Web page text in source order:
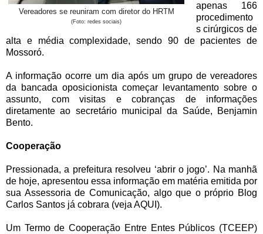
Vereadores se reuniram com diretor do HRTM
(Foto: redes sociais)
apenas 166
procedimento
s cirúrgicos de
alta e média complexidade, sendo 90 de pacientes de
Mossoró.
A informação ocorre um dia após um grupo de vereadores
da bancada oposicionista começar levantamento sobre o
assunto, com visitas e cobranças de informações
diretamente ao secretário municipal da Saúde, Benjamin
Bento.
Cooperação
Pressionada, a prefeitura resolveu ‘abrir o jogo’. Na manhã
de hoje, apresentou essa informação em matéria emitida por
sua Assessoria de Comunicação, algo que o próprio Blog
Carlos Santos já cobrara (veja AQUI).
Um Termo de Cooperação Entre Entes Públicos (TCEEP)